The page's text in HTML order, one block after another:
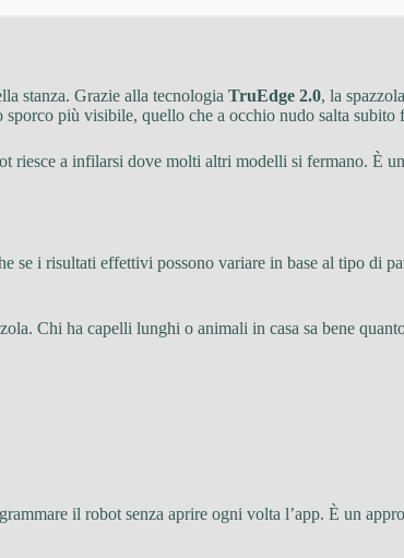
stanza. Grazie alla tecnologia TruEdge 2.0, la
più visibile, quello che a occhio nudo salta subito
riesce a infilarsi dove molti altri modelli si fermano. È
se i risultati effettivi possono variare in base al tipo di
Chi ha capelli lunghi o animali in casa sa bene
il robot senza aprire ogni volta l’app. È un